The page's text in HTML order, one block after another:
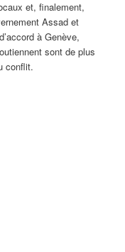
et, finalement,
Assad et
à Genève,
sont de plus
conflit.